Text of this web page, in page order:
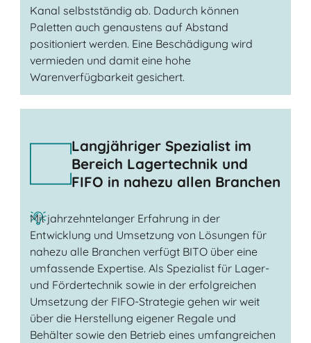
Kanal selbstständig ab. Dadurch können
Paletten auch genaustens auf Abstand
positioniert werden. Eine Beschädigung wird
vermieden und damit eine hohe
Warenverfügbarkeit gesichert.
Langjähriger Spezialist im
Bereich Lagertechnik und
FIFO in nahezu allen Branchen
Mit jahrzehntelanger Erfahrung in der
Entwicklung und Umsetzung von Lösungen für
nahezu alle Branchen verfügt BITO über eine
umfassende Expertise. Als Spezialist für Lager-
und Fördertechnik sowie in der erfolgreichen
Umsetzung der FIFO-Strategie gehen wir weit
über die Herstellung eigener Regale und
Behälter sowie den Betrieb eines umfangreichen